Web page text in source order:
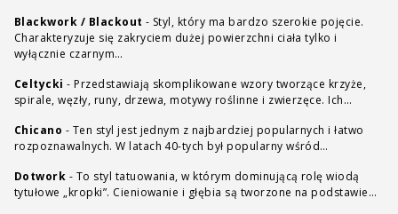
Blackwork / Blackout - Styl, który ma bardzo szerokie pojęcie.
Charakteryzuje się zakryciem dużej powierzchni ciała tylko i
wyłącznie czarnym…
Celtycki - Przedstawiają skomplikowane wzory tworzące krzyże,
spirale, węzły, runy, drzewa, motywy roślinne i zwierzęce. Ich…
Chicano - Ten styl jest jednym z najbardziej popularnych i łatwo
rozpoznawalnych. W latach 40-tych był popularny wśród…
Dotwork - To styl tatuowania, w którym dominującą rolę wiodą
tytułowe „kropki”. Cieniowanie i głębia są tworzone na podstawie…